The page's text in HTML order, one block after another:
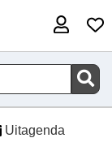
Uitagenda